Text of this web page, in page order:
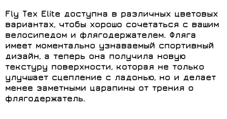
Fly Tex Elite доступна в различных цветовых
вариантах, чтобы хорошо сочетаться с вашим
велосипедом и флягодержателем. Фляга
имеет моментально узнаваемый спортивный
дизайн, а теперь она получила новую
текстуру поверхности, которая не только
улучшает сцепление с ладонью, но и делает
менее заметными царапины от трения о
флягодержатель.